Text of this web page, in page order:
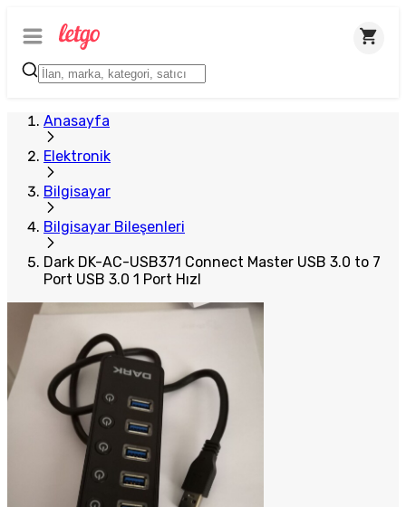
Anasayfa
Elektronik
Bilgisayar
Bilgisayar Bileşenleri
Dark DK-AC-USB371 Connect Master USB 3.0 to 7
Port USB 3.0 1 Port Hızl